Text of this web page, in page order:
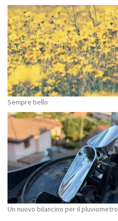
Sempre bello
Un nuovo bilancino per il pluviometro